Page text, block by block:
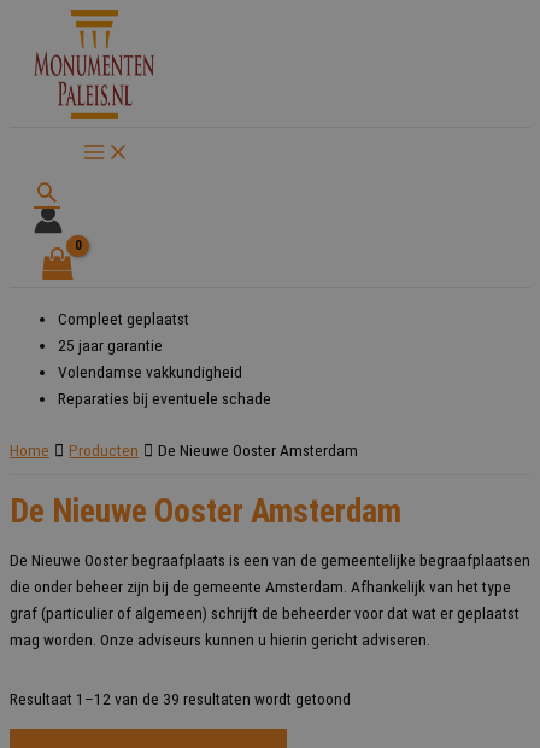
naar
Zoeken
Compleet geplaatst
25 jaar garantie
Volendamse vakkundigheid
Reparaties bij eventuele schade
Home Producten De Nieuwe Ooster Amsterdam
De Nieuwe Ooster Amsterdam
De Nieuwe Ooster begraafplaats is een van de gemeentelijke begraafplaatsen
die onder beheer zijn bij de gemeente Amsterdam. Afhankelijk van het type
graf (particulier of algemeen) schrijft de beheerder voor dat wat er geplaatst
mag worden. Onze adviseurs kunnen u hierin gericht adviseren.
Resultaat 1–12 van de 39 resultaten wordt getoond